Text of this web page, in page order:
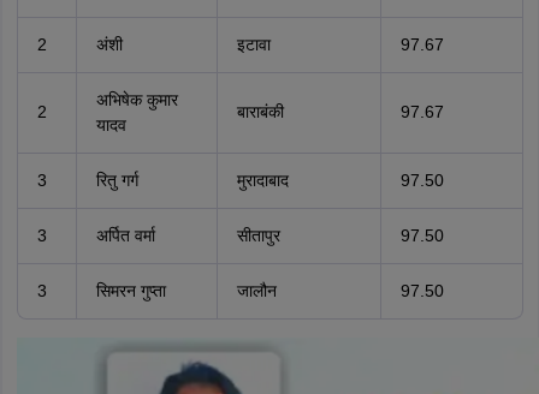
2 अंशी इटावा 97.67
2
अभिषेक कुमार
यादव
बाराबंकी 97.67
3 रितु गर्ग मुरादाबाद 97.50
3 अर्पित वर्मा सीतापुर 97.50
3 सिमरन गुप्ता जालौन 97.50